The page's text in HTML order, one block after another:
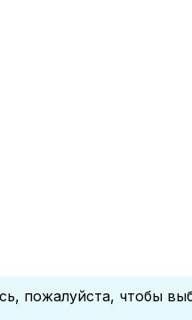
пожалуйста, чтобы